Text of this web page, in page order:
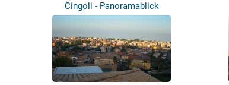
Cingoli - Panoramablick